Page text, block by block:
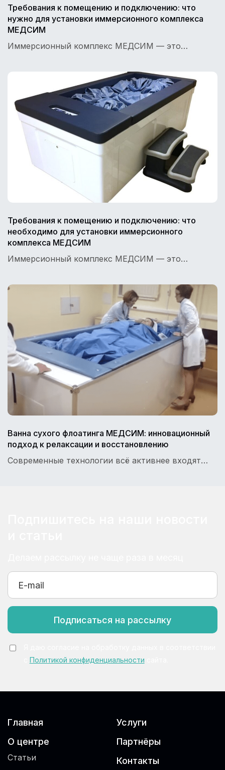
Требования к помещению и подключению: что
нужно для установки иммерсионного комплекса
МЕДСИМ
Иммерсионный комплекс МЕДСИМ — это…
Требования к помещению и подключению: что
необходимо для установки иммерсионного
комплекса МЕДСИМ
Иммерсионный комплекс МЕДСИМ — это…
Ванна сухого флоатинга МЕДСИМ: инновационный
подход к релаксации и восстановлению
Современные технологии всё активнее входят…
Подписаться на рассылку
Политикой конфиденциальности
Главная
О центре
Статьи
Услуги
Партнёры
Контакты